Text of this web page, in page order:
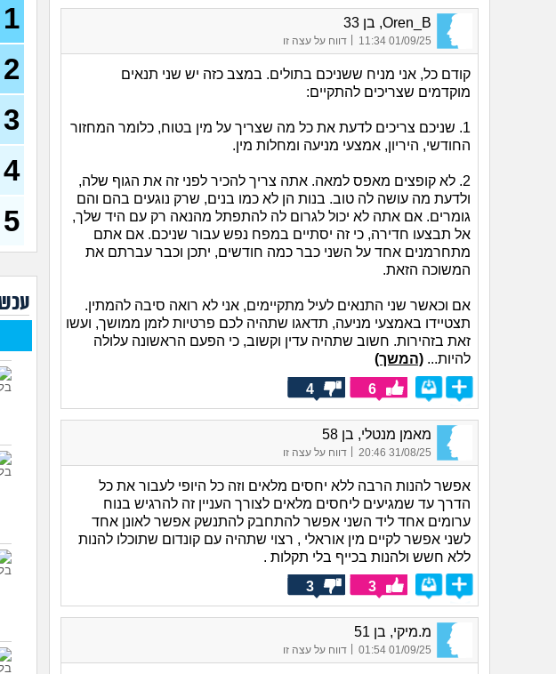
Oren_B, בן 33
01/09/25 11:34 דווח על עצה זו
קודם כל, אני מניח ששניכם בתולים. במצב כזה יש שני תנאים
מוקדמים שצריכים להתקיים:
1. שניכם צריכים לדעת את כל מה שצריך על מין בטוח, כלומר המחזור
החודשי, היריון, אמצעי מניעה ומחלות מין.
2. לא קופצים מאפס למאה. אתה צריך להכיר לפני זה את הגוף שלה,
ולדעת מה עושה לה טוב. בנות הן לא כמו בנים, שרק נוגעים בהם והם
גומרים. אם אתה לא יכול לגרום לה להתפתל מהנאה רק עם היד שלך,
אל תבצעו חדירה, כי זה יסתיים במפח נפש עבור שניכם. אם אתם
מתחרמנים אחד על השני כבר כמה חודשים, יתכן וכבר עברתם את
המשוכה הזאת.
אם וכאשר שני התנאים לעיל מתקיימים, אני לא רואה סיבה להמתין.
תצטיידו באמצעי מניעה, תדאגו שתהיה לכם פרטיות לזמן ממושך, ועשו
זאת בזהירות. חשוב שתהיה עדין וקשוב, כי הפעם הראשונה עלולה
להיות... (המשך)
6
4
מאמן מנטלי, בן 58
31/08/25 20:46
| דווח על עצה זו
אפשר להנות הרבה ללא יחסים מלאים וזה כל היופי לעבור את כל
הדרך עד שמגיעים ליחסים מלאים לצורך העניין זה להרגיש בנוח
ערומים אחד ליד השני אפשר להתחבק להתנשק אפשר לאונן אחד
לשני אפשר לקיים מין אוראלי , רצוי שתהיה עם קונדום שתוכלו להנות
ללא חשש ולהנות בכייף בלי תקלות .
3
3
מ.מיקי, בן 51
01/09/25 01:54 דווח על עצה זו
אח
1
2
3
4
5